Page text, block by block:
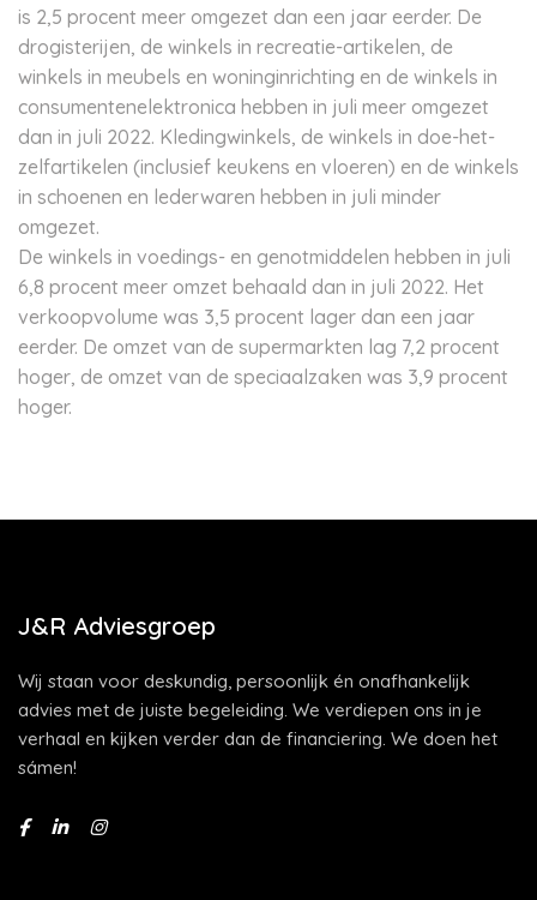
is 2,5 procent meer omgezet dan een jaar eerder. De
drogisterijen, de winkels in recreatie-artikelen, de
winkels in meubels en woninginrichting en de winkels in
consumentenelektronica hebben in juli meer omgezet
dan in juli 2022. Kledingwinkels, de winkels in doe-het-
zelfartikelen (inclusief keukens en vloeren) en de winkels
in schoenen en lederwaren hebben in juli minder
omgezet.
De winkels in voedings- en genotmiddelen hebben in juli
6,8 procent meer omzet behaald dan in juli 2022. Het
verkoopvolume was 3,5 procent lager dan een jaar
eerder. De omzet van de supermarkten lag 7,2 procent
hoger, de omzet van de speciaalzaken was 3,9 procent
hoger.
J&R Adviesgroep
Wij staan voor deskundig, persoonlijk én onafhankelijk
advies met de juiste begeleiding. We verdiepen ons in je
verhaal en kijken verder dan de financiering. We doen het
sámen!